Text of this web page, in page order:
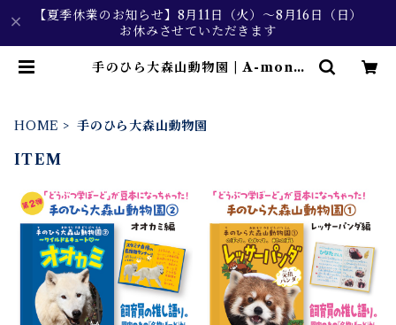
【夏季休業のお知らせ】8月11日（火）～8月16日（日）
お休みさせていただきます
手のひら大森山動物園 | A-mono
HOME 手のひら大森山動物園
ITEM